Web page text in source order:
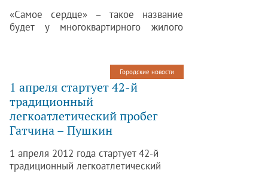
«Самое сердце» – такое название
будет у многоквартирного жилого
Данини. Название выбирали сами
«обманутые дольщики». Городские новости
1 апреля стартует 42-й
традиционный
легкоатлетический пробег
Гатчина – Пушкин
1 апреля 2012 года стартует 42-й
традиционный легкоатлетический